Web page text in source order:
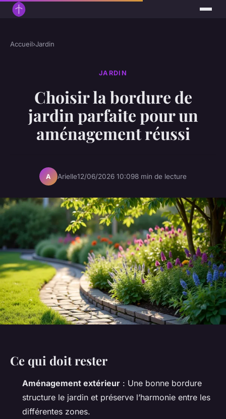
Accueil›Jardin
JARDIN
Choisir la bordure de
jardin parfaite pour un
aménagement réussi
A Arielle12/06/2026 10:098 min de lecture
Ce qui doit rester
Aménagement extérieur : Une bonne bordure
structure le jardin et préserve l’harmonie entre les
différentes zones.